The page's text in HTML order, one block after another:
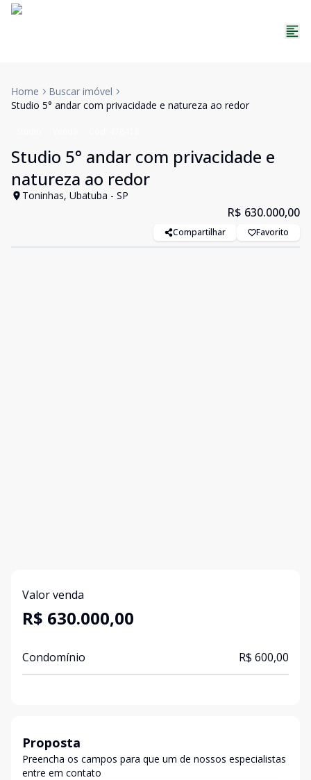
Home
Buscar imóvel
Studio 5° andar com privacidade e natureza ao redor
Studio 5° andar com privacidade e
natureza ao redor
Toninhas, Ubatuba - SP
R$ 630.000,00
Compartilhar Favorito
Valor venda
R$ 630.000,00
Condomínio R$ 600,00
Proposta
Preencha os campos para que um de nossos especialistas
entre em contato